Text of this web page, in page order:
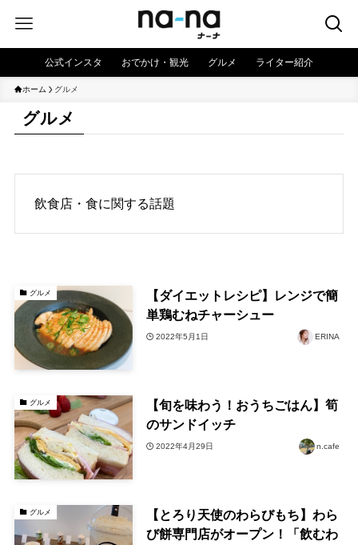
公式インスタ おでかけ・観光 グルメ ライター紹介
ホーム グルメ
グルメ
飲食店・食に関する話題
グルメ
【ダイエットレシピ】レンジで簡
単鶏むねチャーシュー
2022年5月1日 ERINA
グルメ
【旬を味わう！おうちごはん】筍
のサンドイッチ
2022年4月29日 n.cafe
グルメ
【とろり天使のわらびもち】わら
び餅専門店がオープン！「飲むわ